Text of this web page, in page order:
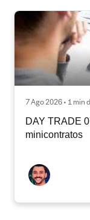
7 Ago 2026 • 1 min
DAY TRADE
minicontratos